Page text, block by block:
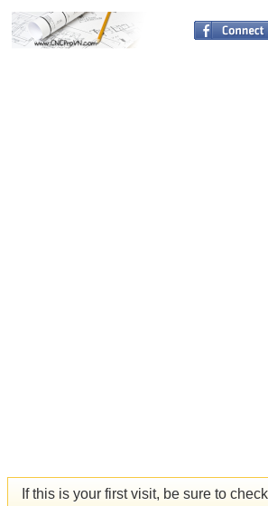
If this is your first visit, be sure to